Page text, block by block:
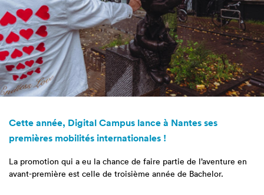
Cette année, Digital Campus lance à Nantes ses
premières mobilités internationales !
La promotion qui a eu la chance de faire partie de l’aventure en
avant-première est celle de troisième année de Bachelor.